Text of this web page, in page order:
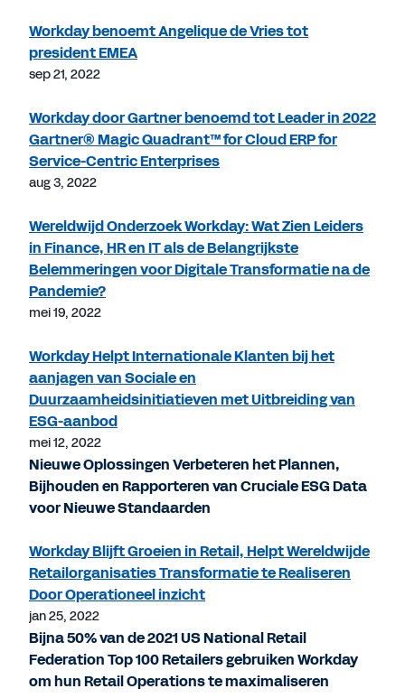
Workday benoemt Angelique de Vries tot
president EMEA
sep 21, 2022
Workday door Gartner benoemd tot Leader in 2022
Gartner® Magic Quadrant™ for Cloud ERP for
Service-Centric Enterprises
aug 3, 2022
Wereldwijd Onderzoek Workday: Wat Zien Leiders
in Finance, HR en IT als de Belangrijkste
Belemmeringen voor Digitale Transformatie na de
Pandemie?
mei 19, 2022
Workday Helpt Internationale Klanten bij het
aanjagen van Sociale en
Duurzaamheidsinitiatieven met Uitbreiding van
ESG-aanbod
mei 12, 2022
Nieuwe Oplossingen Verbeteren het Plannen,
Bijhouden en Rapporteren van Cruciale ESG Data
voor Nieuwe Standaarden
Workday Blijft Groeien in Retail, Helpt Wereldwijde
Retailorganisaties Transformatie te Realiseren
Door Operationeel inzicht
jan 25, 2022
Bijna 50% van de 2021 US National Retail
Federation Top 100 Retailers gebruiken Workday
om hun Retail Operations te maximaliseren